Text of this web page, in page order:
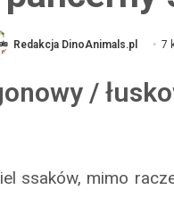
Redakcja DinoAnimals.pl 7
/
ssaków, mimo